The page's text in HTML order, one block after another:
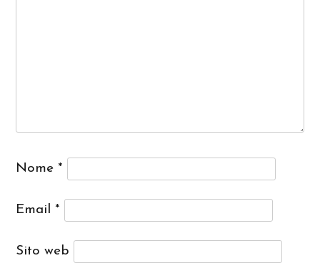
Nome *
Email *
Sito web